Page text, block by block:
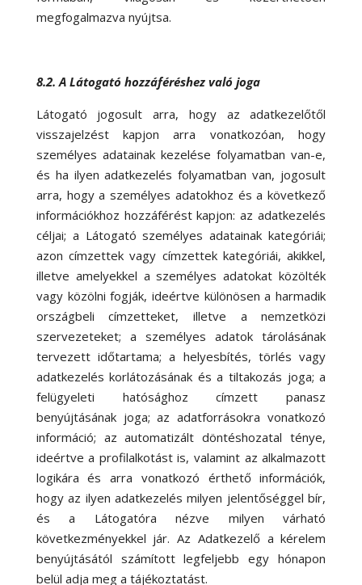
megfogalmazva nyújtsa.
8.2. A Látogató hozzáféréshez való joga
Látogató jogosult arra, hogy az adatkezelőtől
visszajelzést kapjon arra vonatkozóan, hogy
személyes adatainak kezelése folyamatban van-e,
és ha ilyen adatkezelés folyamatban van, jogosult
arra, hogy a személyes adatokhoz és a következő
információkhoz hozzáférést kapjon: az adatkezelés
céljai; a Látogató személyes adatainak kategóriái;
azon címzettek vagy címzettek kategóriái, akikkel,
illetve amelyekkel a személyes adatokat közölték
vagy közölni fogják, ideértve különösen a harmadik
országbeli címzetteket, illetve a nemzetközi
szervezeteket; a személyes adatok tárolásának
tervezett időtartama; a helyesbítés, törlés vagy
adatkezelés korlátozásának és a tiltakozás joga; a
felügyeleti hatósághoz címzett panasz
benyújtásának joga; az adatforrásokra vonatkozó
információ; az automatizált döntéshozatal ténye,
ideértve a profilalkotást is, valamint az alkalmazott
logikára és arra vonatkozó érthető információk,
hogy az ilyen adatkezelés milyen jelentőséggel bír,
és a Látogatóra nézve milyen várható
következményekkel jár. Az Adatkezelő a kérelem
benyújtásától számított legfeljebb egy hónapon
belül adja meg a tájékoztatást.